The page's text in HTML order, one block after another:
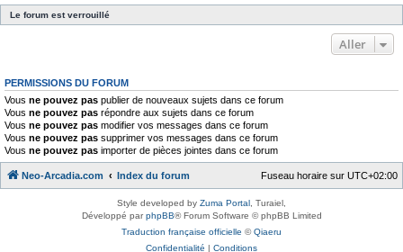
Le forum est verrouillé
Aller
PERMISSIONS DU FORUM
Vous ne pouvez pas publier de nouveaux sujets dans ce forum
Vous ne pouvez pas répondre aux sujets dans ce forum
Vous ne pouvez pas modifier vos messages dans ce forum
Vous ne pouvez pas supprimer vos messages dans ce forum
Vous ne pouvez pas importer de pièces jointes dans ce forum
Neo-Arcadia.com Index du forum Fuseau horaire sur UTC+02:00
Style developed by Zuma Portal , Turaiel,
Développé parphpBB® Forum Software © phpBB Limited
Traduction française officielle ©Qiaeru
Confidentialité | Conditions